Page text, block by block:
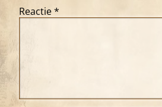
Reactie*